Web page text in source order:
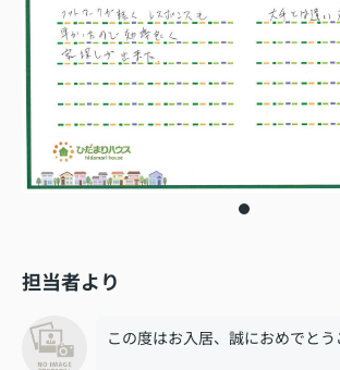
担当者より
この度はお入居、誠におめでとう